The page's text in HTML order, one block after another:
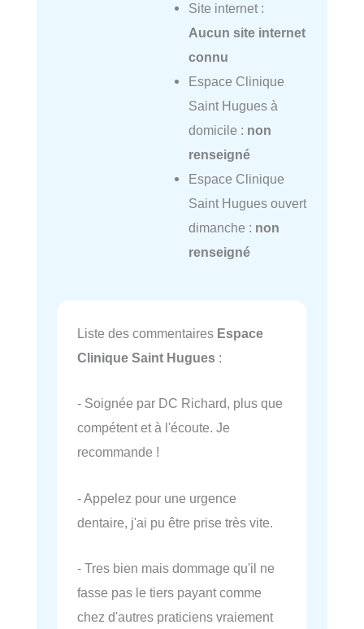
Site internet :
Aucun site internet
connu
Espace Clinique
Saint Hugues à
domicile : non
renseigné
Espace Clinique
Saint Hugues ouvert
dimanche : non
renseigné
Liste des commentaires Espace
Clinique Saint Hugues :
- Soignée par DC Richard, plus que
compétent et à l'écoute. Je
recommande !
- Appelez pour une urgence
dentaire, j'ai pu être prise très vite.
- Tres bien mais dommage qu'il ne
fasse pas le tiers payant comme
chez d'autres praticiens vraiement